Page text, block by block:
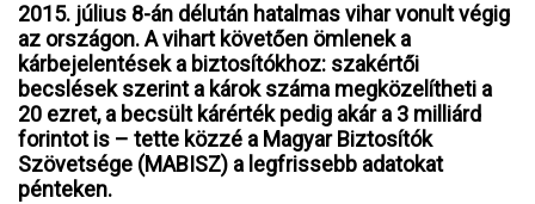
2015. július 8-án délután hatalmas vihar vonult végig
az országon. A vihart követően ömlenek a
kárbejelentések a biztosítókhoz: szakértői
becslések szerint a károk száma megközelítheti a
20 ezret, a becsült kárérték pedig akár a 3 milliárd
forintot is – tette közzé a Magyar Biztosítók
Szövetsége (MABISZ) a legfrissebb adatokat
pénteken.